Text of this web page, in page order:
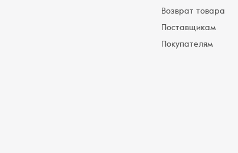
Возврат товара
Поставщикам
Покупателям